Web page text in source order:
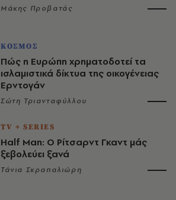
Μάκης Προβατάς
ΚΟΣΜΟΣ
Πώς η Ευρώπη χρηματοδοτεί τα
ισλαμιστικά δίκτυα της οικογένειας
Ερντογάν
Σώτη Τριανταφύλλου
TV + SERIES
Half Man: Ο Ρίτσαρντ Γκαντ μάς
ξεβολεύει ξανά
Τάνια Σκραπαλιώρη